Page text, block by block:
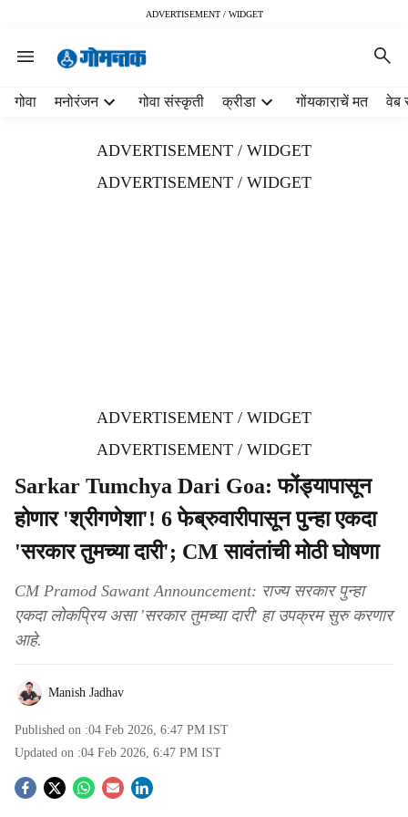
ADVERTISEMENT / WIDGET
गोवा मनोरंजन गोवा संस्कृती क्रीडा गोंयकाराचें मत वेब
ADVERTISEMENT / WIDGET
ADVERTISEMENT / WIDGET
ADVERTISEMENT / WIDGET
ADVERTISEMENT / WIDGET
Sarkar Tumchya Dari Goa: फोंड्यापासून
होणार 'श्रीगणेशा'! 6 फेब्रुवारीपासून पुन्हा एकदा
'सरकार तुमच्या दारी'; CM सावंतांची मोठी घोषणा
CM Pramod Sawant Announcement: राज्य सरकार पुन्हा
एकदा लोकप्रिय असा 'सरकार तुमच्या दारी' हा उपक्रम सुरु करणार
आहे.
Manish Jadhav
Published on :04 Feb 2026, 6:47 PM IST
Updated on :04 Feb 2026, 6:47 PM IST
S